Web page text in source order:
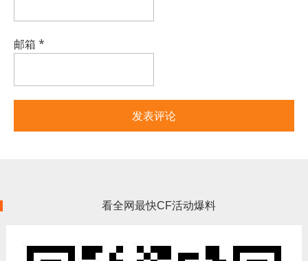
邮箱 *
看全网最快CF活动爆料